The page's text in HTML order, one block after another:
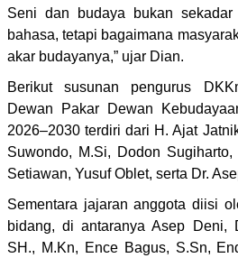
Seni dan budaya bukan
bahasa, tetapi bagaimana
akar budayanya,” ujar Dian.
Berikut susunan pengurus
Dewan Pakar Dewan
2026–2030 terdiri dari H. Ajat
Suwondo, M.Si, Dodon
Setiawan, Yusuf Oblet, serta Dr.
Sementara jajaran anggota diisi
bidang, di antaranya Asep Deni,
SH., M.Kn, Ence Bagus, S.Sn,